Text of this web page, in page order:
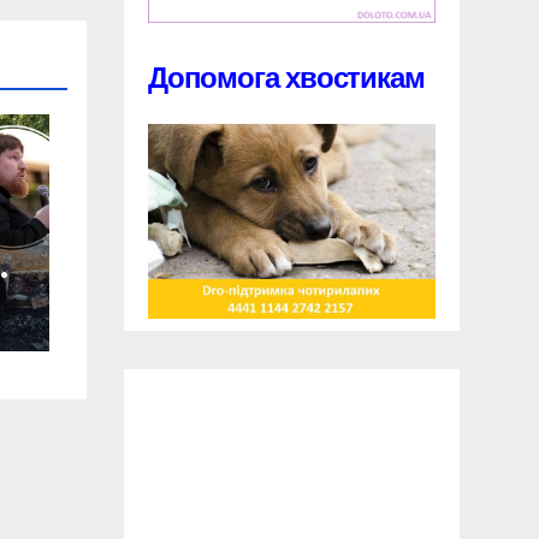
Допомога хвостикам